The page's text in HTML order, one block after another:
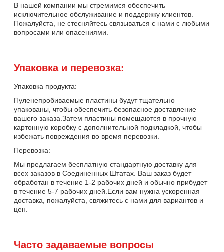
В нашей компании мы стремимся обеспечить
исключительное обслуживание и поддержку клиентов.
Пожалуйста, не стесняйтесь связываться с нами с любыми
вопросами или опасениями.
Упаковка и перевозка:
Упаковка продукта:
Пуленепробиваемые пластины будут тщательно
упакованы, чтобы обеспечить безопасное доставление
вашего заказа.Затем пластины помещаются в прочную
картонную коробку с дополнительной подкладкой, чтобы
избежать повреждения во время перевозки.
Перевозка:
Мы предлагаем бесплатную стандартную доставку для
всех заказов в Соединенных Штатах. Ваш заказ будет
обработан в течение 1-2 рабочих дней и обычно прибудет
в течение 5-7 рабочих дней.Если вам нужна ускоренная
доставка, пожалуйста, свяжитесь с нами для вариантов и
цен.
Часто задаваемые вопросы